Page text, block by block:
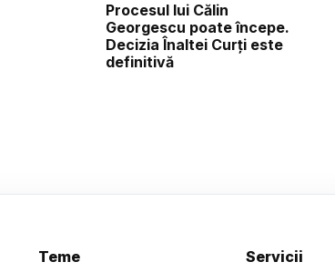
Procesul lui Călin
Georgescu poate începe.
Decizia Înaltei Curți este
definitivă
Teme Servicii